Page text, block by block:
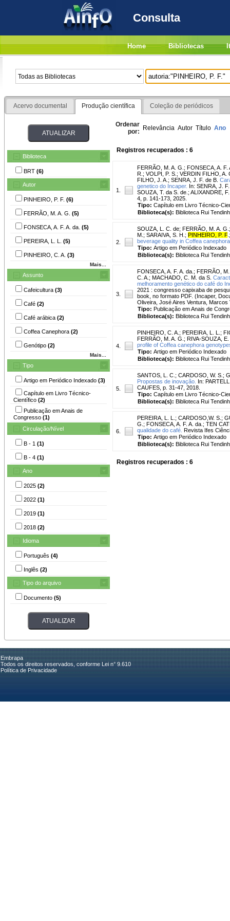
Consulta
Home Bibliotecas
Acervo documental Produção científica Coleção de periódicos
Biblioteca
BRT (6)
Autor
PINHEIRO, P. F. (6)
FERRÃO, M. A. G. (5)
FONSECA, A. F. A. da. (5)
PEREIRA, L. L. (5)
PINHEIRO, C. A. (3)
Mais...
Assunto
Cafeicultura (3)
Café (2)
Café arábica (2)
Coffea Canephora (2)
Genótipo (2)
Mais...
Tipo
Artigo em Periódico Indexado (3)
Capítulo em Livro Técnico-
Científico (2)
Publicação em Anais de
Congresso (1)
Circulação/Nível
B - 1 (1)
B - 4 (1)
Ano
2025 (2)
2022 (1)
2019 (1)
2018 (2)
Idioma
Português (4)
Inglês (2)
Tipo do arquivo
Documento (5)
Ordenar
por: Relevância Autor Título Ano
Registros recuperados : 6
1.
FERRÃO, M. A. G. ; FONSECA, A. F.
R. ; VOLPI, P. S. ; VERDIN FILHO, A.
FILHO, J. A. ; SENRA, J. F. de B.
genetico do Incaper. In: SENRA, J.
SOUZA, T. da S. de.; ALIXANDRE,
4, p. 141-173, 2025.
Tipo: Capítulo em Livro Técnico-
Biblioteca(s): Biblioteca Rui
2.
SOUZA, L. C. de; FERRÃO, M. A. G.
M. ; SARAIVA, S. H. ; PINHEIRO, P. F.
beverage quality in Coffea
Tipo: Artigo em Periódico Indexado
Biblioteca(s): Biblioteca Rui
3.
FONSECA, A. F. A. da. ; FERRÃO,
C. A. ; MACHADO, C. M. da S.
melhoramento genético do café do
2021 : congresso capixaba de
book, no formato PDF. (Incaper,
Oliveira, José Aires Ventura,
Tipo: Publicação em Anais de
Biblioteca(s): Biblioteca Rui
4.
PINHEIRO, C. A. ; PEREIRA, L. L. ;
FERRÃO, M. A. G. ; RIVA-SOUZA, E.
profile of Coffea canephora
Tipo: Artigo em Periódico Indexado
Biblioteca(s): Biblioteca Rui
5.
SANTOS, L. C. ; CARDOSO, W. S. ;
Propostas de inovação. In:
CAUFES, p. 31-47, 2018.
Tipo: Capítulo em Livro Técnico-
Biblioteca(s): Biblioteca Rui
6.
PEREIRA, L. L. ; CARDOSO,W. S. ;
G. ; FONSECA, A. F. A. da. ; TEN
qualidade do café. Revista Ifes
Tipo: Artigo em Periódico Indexado
Biblioteca(s): Biblioteca Rui
Registros recuperados : 6
Embrapa
Todos os direitos reservados, conforme Lei n° 9.610
Política de Privacidade